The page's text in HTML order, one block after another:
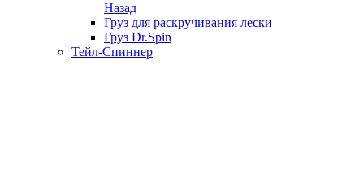
Назад
Груз для раскручивания лески
Груз Dr.Spin
Тейл-Спиннер